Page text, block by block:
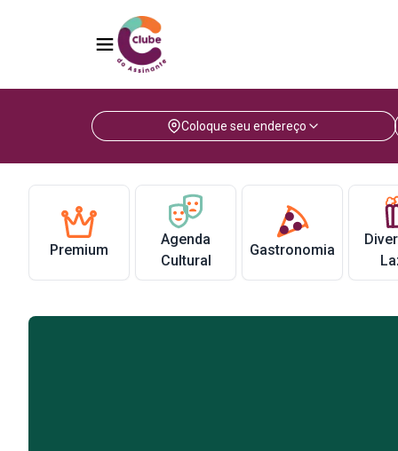
Coloque seu endereço
Premium
Agenda
Cultural
Gastronomia